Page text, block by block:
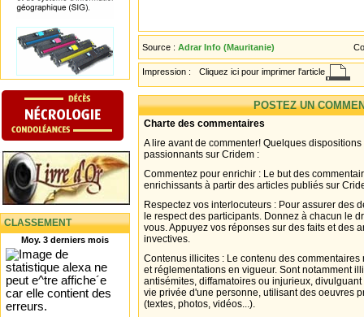
CLASSEMENT
Moy. 3 derniers mois
Source : Adrar Info (Mauritanie)
Impression : Cliquez ici pour imprimer l'article
POSTEZ UN
Charte des commentaires
A lire avant de commenter! Quelques
passionnants sur Cridem :
Commentez pour enrichir : Le but des
enrichissants à partir des articles publiés sur
Respectez vos interlocuteurs : Pour assurer des
le respect des participants. Donnez à chacun le
vous. Appuyez vos réponses sur des faits et des
invectives.
Contenus illicites : Le contenu des
et réglementations en vigueur. Sont notamment
antisémites, diffamatoires ou injurieux,
vie privée d'une personne, utilisant des oeuvres
(textes, photos, vidéos...).